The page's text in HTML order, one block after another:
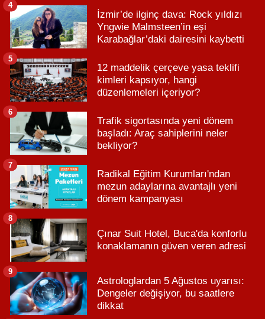
İzmir’de ilginç dava: Rock yıldızı
Yngwie Malmsteen’in eşi
Karabağlar’daki dairesini kaybetti
4
12 maddelik çerçeve yasa teklifi
kimleri kapsıyor, hangi
düzenlemeleri içeriyor?
5
Trafik sigortasında yeni dönem
başladı: Araç sahiplerini neler
bekliyor?
6
Radikal Eğitim Kurumları'ndan
mezun adaylarına avantajlı yeni
dönem kampanyası
7
Çınar Suit Hotel, Buca'da konforlu
konaklamanın güven veren adresi
8
Astrologlardan 5 Ağustos uyarısı:
Dengeler değişiyor, bu saatlere
dikkat
9